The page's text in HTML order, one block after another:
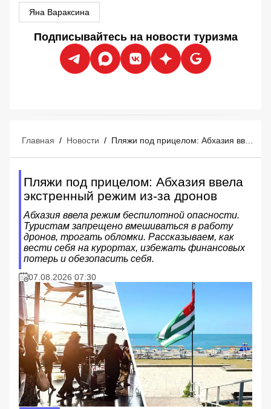
Яна Вараксина
Подписывайтесь на новости туризма
Главная / Новости / Пляжи под прицелом: Абхазия ввела экстренный режим из-за дронов
Пляжи под прицелом: Абхазия ввела
экстренный режим из-за дронов
Абхазия ввела режим беспилотной опасности.
Туристам запрещено вмешиваться в работу
дронов, трогать обломки. Рассказываем, как
вести себя на курортах, избежать финансовых
потерь и обезопасить себя.
07.08.2026 07:30